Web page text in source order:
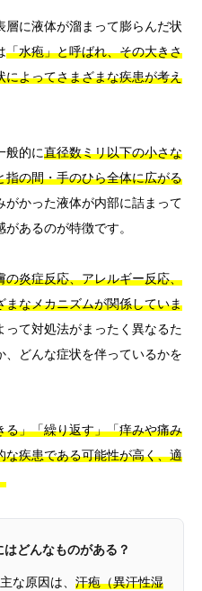
に液体が溜まって膨らんだ状
「水疱」と呼ばれ、その大きさ
よってさまざまな疾患が考え
般的に直径数ミリ以下の小さな
の間・手のひら全体に広がる
がかった液体が内部に詰まって
あるのが特徴です。
の炎症反応、アレルギー反応、
なメカニズムが関係していま
って対処法がまったく異なるた
どんな症状を伴っているかを
る」「繰り返す」「痒みや痛み
疾患である可能性が高く、適
どんなものがある？
な原因は、 汗疱（異汗性湿